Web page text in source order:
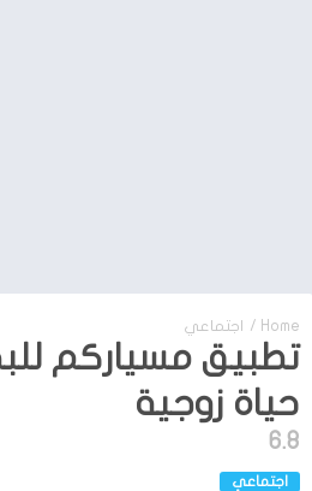
Home
/ اجتماعي
تطبيق مسياركم
حياة زوجية
6.8
اجتماعي